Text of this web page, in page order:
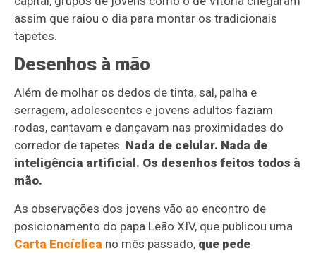
assim que raiou o dia para montar os tradicionais
tapetes.
Desenhos à mão
Além de molhar os dedos de tinta, sal, palha e
serragem, adolescentes e jovens adultos faziam
rodas, cantavam e dançavam nas proximidades do
corredor de tapetes. Nada de celular. Nada de
inteligência artificial. Os desenhos feitos todos à
mão.
As observações dos jovens vão ao encontro de
posicionamento do papa Leão XIV, que publicou uma
Carta Encíclica no mês passado, que pede